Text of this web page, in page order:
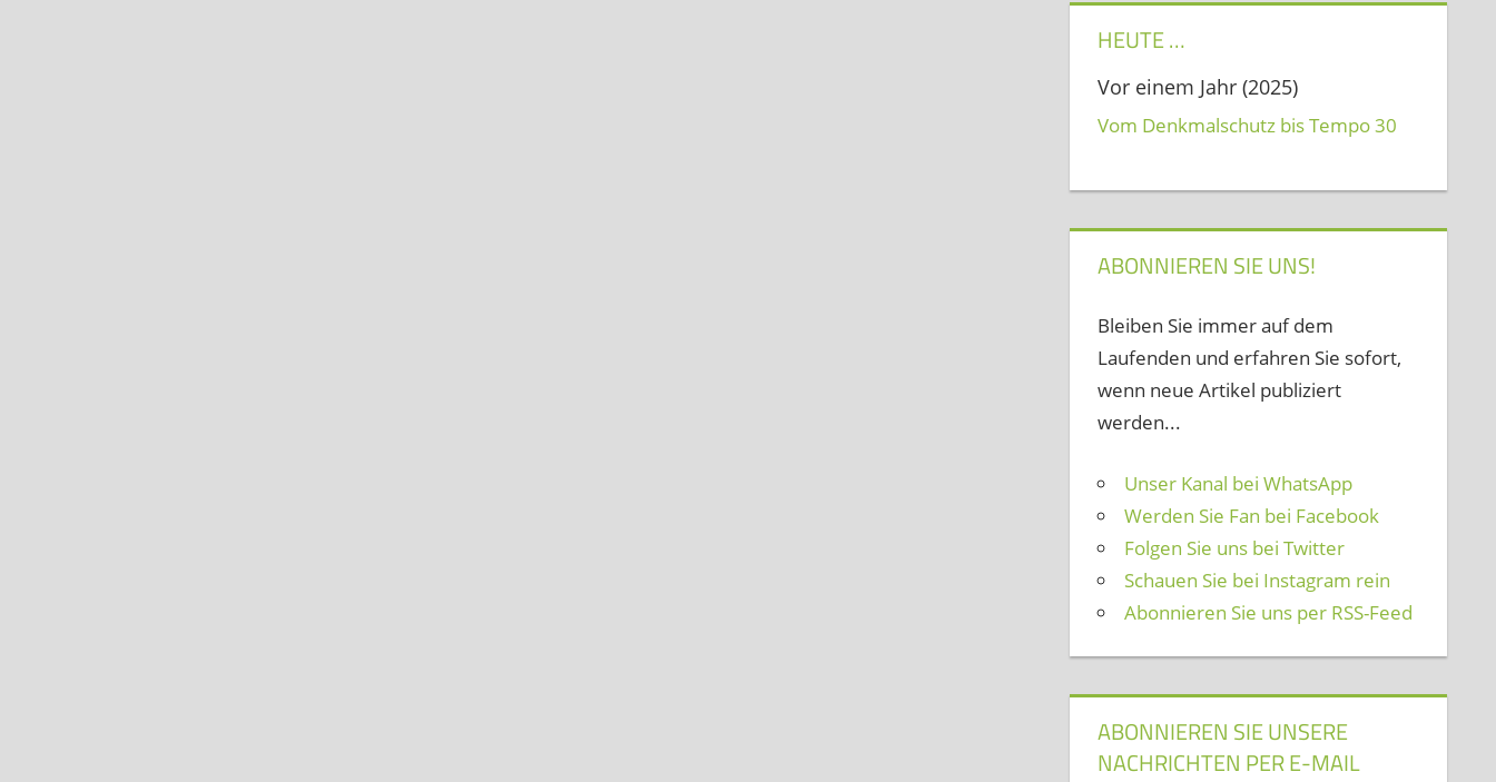
HEUTE …
Vor einem Jahr (2025)
Vom Denkmalschutz bis Tempo 30
ABONNIEREN SIE UNS!
Bleiben Sie immer auf dem
Laufenden und erfahren Sie sofort,
wenn neue Artikel publiziert
werden...
Unser Kanal bei WhatsApp
Werden Sie Fan bei Facebook
Folgen Sie uns bei Twitter
Schauen Sie bei Instagram rein
Abonnieren Sie uns per RSS-Feed
ABONNIEREN SIE UNSERE
NACHRICHTEN PER E-MAIL